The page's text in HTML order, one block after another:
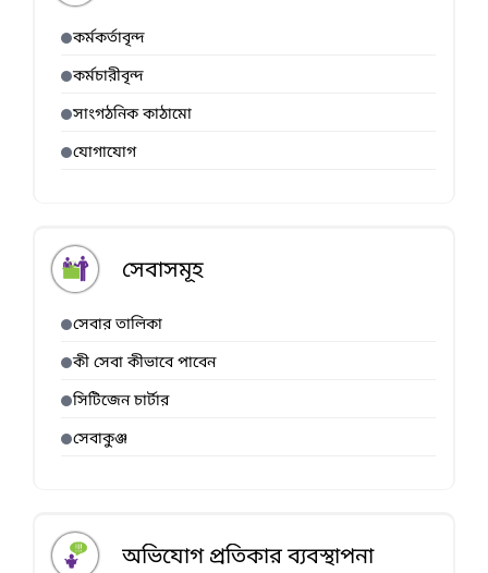
কর্মকর্তাবৃন্দ
কর্মচারীবৃন্দ
সাংগঠনিক কাঠামো
যোগাযোগ
সেবাসমূহ
সেবার তালিকা
কী সেবা কীভাবে পাবেন
সিটিজেন চার্টার
সেবাকুঞ্জ
অভিযোগ প্রতিকার ব্যবস্থাপনা